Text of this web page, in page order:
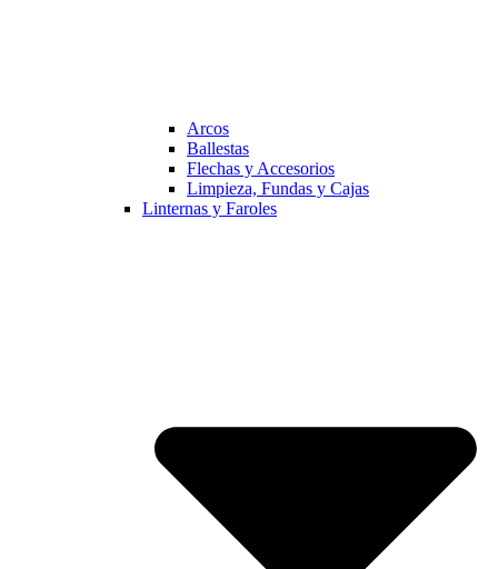
Arcos
Ballestas
Flechas y Accesorios
Limpieza, Fundas y Cajas
Linternas y Faroles